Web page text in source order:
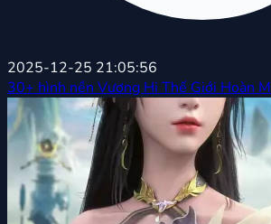
2025-12-25 21:05:56
30+ hình nền Vương Hi Thế Giới Hoàn